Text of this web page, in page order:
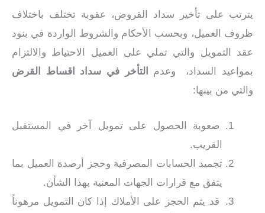
يترتب على تأخير سداد القروض، عقوبة تختلف باختلاف
ظروف العميل، وبحسب الأحكام والشروط الواردة في بنود
عقد التمويل والتي تملي على العميل الاحتياط والالتزام
بمواعيد السداد، وعدم
التأخر في سداد اقساط القرض
والتي من بينها:
صعوبة الحصول على تمويل آخر في المستقبل
القريب.
تجميد الحسابات المصرفية وحجز أرصدة العميل بما
يتفق مع قرارات الجهات المعنية بهذا الشأن.
قد يتم الحجز على الأملاك إذا كان التمويل مرهوناً